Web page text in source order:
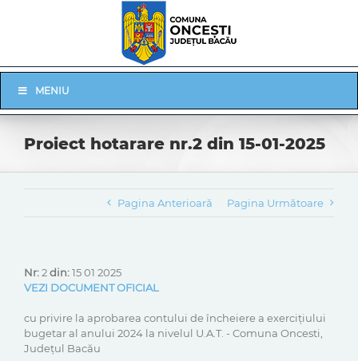
Navigation
MENIU
Proiect hotarare nr.2 din 15-01-2025
Pagina Anterioară Pagina Următoare
Nr:2din:15 01 2025
VEZI DOCUMENT OFICIAL
cu privire la aprobarea contului de încheiere a exerciţiului
bugetar al anului 2024 la nivelul U.A.T. - Comuna Oncesti,
Județul Bacău